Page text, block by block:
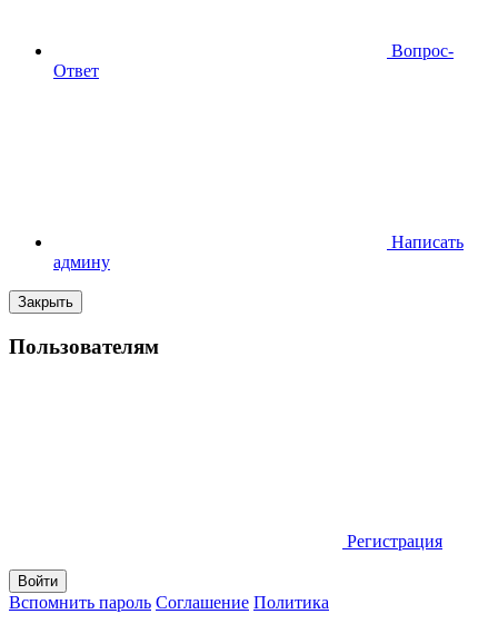
Вопрос-
Ответ
Написать
админу
Закрыть
Пользователям
Регистрация
Вспомнить пароль Соглашение Политика